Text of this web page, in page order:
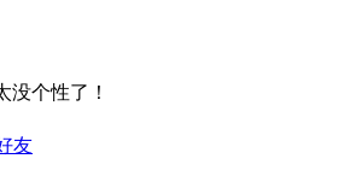
没个性了！
友